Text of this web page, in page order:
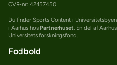
CVR-nr: 42457450
Du finder Sports Content i Universitetsbyen
i Aarhus hos Partnerhuset . En del af Aarhus
Universitets forskningsfond.
Fodbold